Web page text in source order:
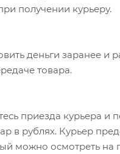
получении курьеру.
деньги заранее и
товара.
приезда курьера и
в рублях. Курьер
можно осмотреть на